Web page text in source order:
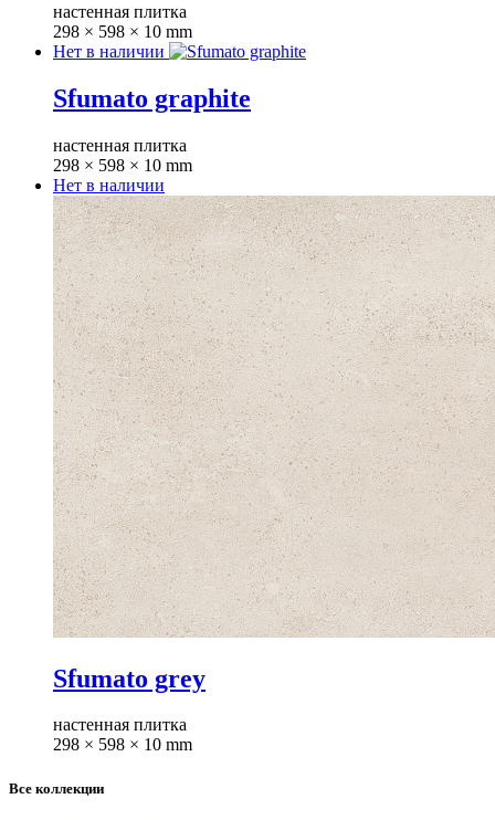
настенная плитка
298 × 598 × 10 mm
Нет в наличии
Sfumato graphite
настенная плитка
298 × 598 × 10 mm
Нет в наличии
Sfumato grey
настенная плитка
298 × 598 × 10 mm
Все коллекции